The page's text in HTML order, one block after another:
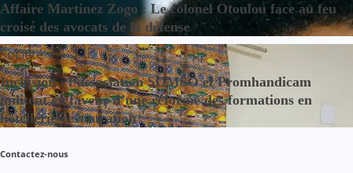
Affaire Martinez Zogo : Le colonel Otoulou face au feu
croisé des avocats de la défense
Société
Inclusion : l’association SOMSO et Promhandicam
militent en faveur d’une réforme des formations en
hôtellerie-restauration
Contactez-nous